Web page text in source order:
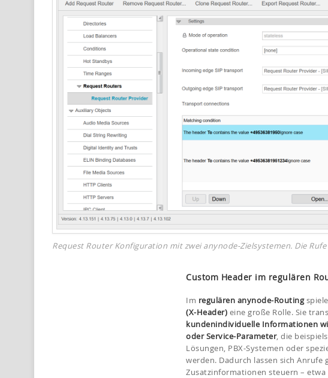
Request Router Konfiguration mit zwei anynode-Zielsystemen. Die
Custom Header im regulären
Im regulären anynode-Routing
(X-Header) eine große Rolle. Sie
kundenindividuelle Informationen
oder Service-Parameter, die
Lösungen, PBX-Systemen oder
werden. Dadurch lassen sich Anrufe
Zusatzinformationen steuern – etwa